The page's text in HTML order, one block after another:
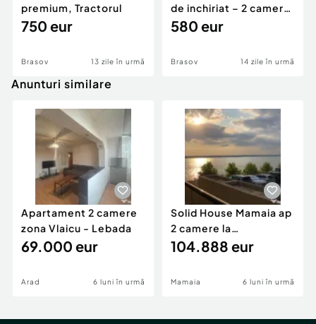
premium, Tractorul
750 eur
Brasov 13 zile în urmă
de inchiriat – 2 camere,
Privilegio B...
580 eur
Brasov 14 zile în urmă
Anunturi similare
Apartament 2 camere
zona Vlaicu - Lebada
69.000 eur
Arad 6 luni în urmă
Solid House Mamaia ap
2 camere la
cheie,langa Mega
104.888 eur
Mamaia 6 luni în urmă